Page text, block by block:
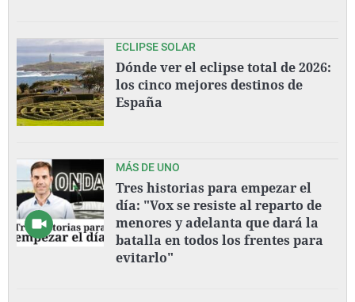
ECLIPSE SOLAR
Dónde ver el eclipse total de 2026:
los cinco mejores destinos de
España
MÁS DE UNO
Tres historias para empezar el
día: "Vox se resiste al reparto de
menores y adelanta que dará la
batalla en todos los frentes para
evitarlo"